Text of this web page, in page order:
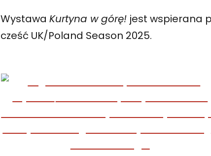
WystawaKurtyna w górę! jest wspierana
cześć UK/Poland Season 2025.